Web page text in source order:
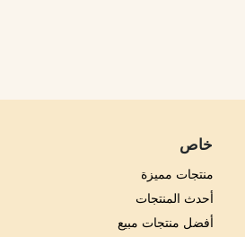
خاص
منتجات مميزة
أحدث المنتجات
أفضل منتجات مبيع